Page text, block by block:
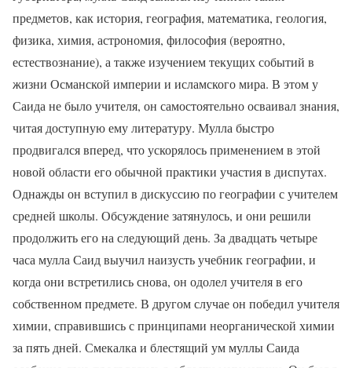
предметов, как история, география, математика, геология,
физика, химия, астрономия, философия (вероятно,
естествознание), а также изучением текущих событий в
жизни Османской империи и исламского мира. В этом у
Саида не было учителя, он самостоятельно осваивал знания,
читая доступную ему литературу. Мулла быстро
продвигался вперед, что ускорялось применением в этой
новой области его обычной практики участия в диспутах.
Однажды он вступил в дискуссию по географии с учителем
средней школы. Обсуждение затянулось, и они решили
продолжить его на следующий день. За двадцать четыре
часа мулла Саид выучил наизусть учебник географии, и
когда они встретились снова, он одолел учителя в его
собственном предмете. В другом случае он победил учителя
химии, справившись с принципами неорганической химии
за пять дней. Смекалка и блестящий ум муллы Саида